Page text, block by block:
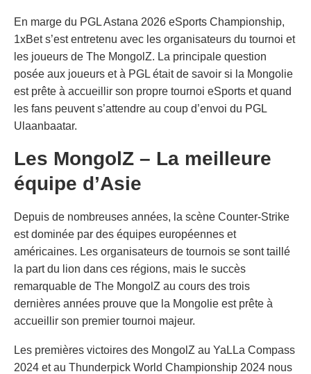
En marge du PGL Astana 2026 eSports Championship,
1xBet s’est entretenu avec les organisateurs du tournoi et
les joueurs de The MongolZ. La principale question
posée aux joueurs et à PGL était de savoir si la Mongolie
est prête à accueillir son propre tournoi eSports et quand
les fans peuvent s’attendre au coup d’envoi du PGL
Ulaanbaatar.
Les MongolZ – La meilleure
équipe d’Asie
Depuis de nombreuses années, la scène Counter-Strike
est dominée par des équipes européennes et
américaines. Les organisateurs de tournois se sont taillé
la part du lion dans ces régions, mais le succès
remarquable de The MongolZ au cours des trois
dernières années prouve que la Mongolie est prête à
accueillir son premier tournoi majeur.
Les premières victoires des MongolZ au YaLLa Compass
2024 et au Thunderpick World Championship 2024 nous